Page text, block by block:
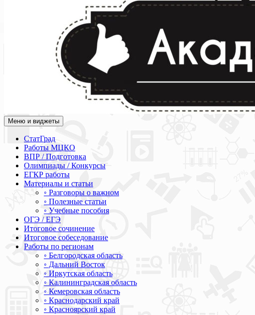
Академия СОВА
Подготовка к ЕГЭ, ОГЭ, ВПР, МЦКО, СтатГрад, КДР, ВОШ, олимпиады
Меню и виджеты
СтатГрад
Работы МЦКО
ВПР / Подготовка
Олимпиады / Конкурсы
ЕГКР работы
Материалы и статьи
◦ Разговоры о важном
◦ Полезные статьи
◦ Учебные пособия
ОГЭ / ЕГЭ
Итоговое сочинение
Итоговое собеседование
Работы по регионам
◦ Белгородская область
◦ Дальний Восток
◦ Иркутская область
◦ Калининградская область
◦ Кемеровская область
◦ Краснодарский край
◦ Красноярский край